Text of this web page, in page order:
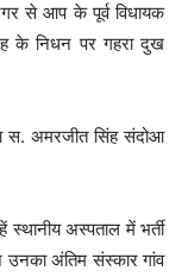
से आप के पूर्व विधायक
के निधन पर गहरा दुख
स. अमरजीत सिंह संदोआ
अस्पताल में भर्ती
अंतिम संस्कार गांव